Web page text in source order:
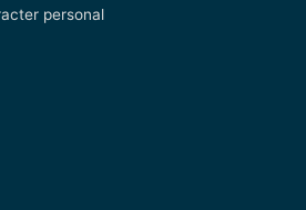
personal